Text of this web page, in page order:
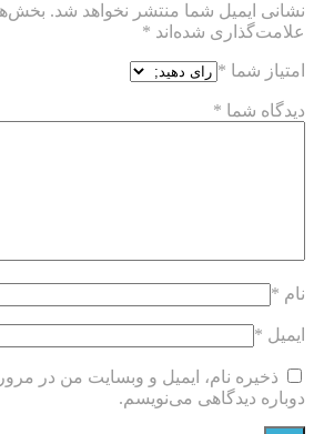
نشانی ایمیل شما منتشر نخواهد شد.
علامت‌گذاری شده‌اند *
امتیاز شما *
دیدگاه شما *
نام *
ایمیل *
ذخیره نام، ایمیل و وبسایت من در
دوباره دیدگاهی می‌نویسم.